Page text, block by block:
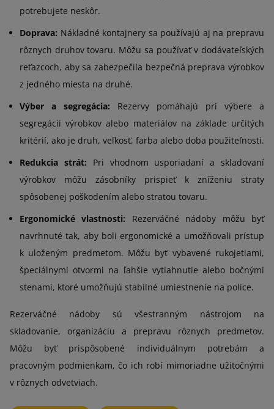
potrebujete neskôr.
Doprava: Nákladné kontajnery sa používajú aj na prepravu
rôznych druhov tovaru. Môžu sa používať v dodávateľských
reťazcoch, aby sa zabezpečila bezpečná preprava výrobkov
z jedného miesta na druhé.
Výber a segregácia: Rezervy pomáhajú pri výbere a
segregácii výrobkov alebo materiálov na základe určitých
kritérií, ako je druh, veľkosť, farba alebo doba použiteľnosti.
Redukcia strát: Pri vhodnom usporiadaní a skladovaní
výrobkov môžu zásobníky prispieť k zníženiu straty
spôsobenej poškodením alebo stratou tovaru.
Ergonomické vlastnosti: Rezerváčné nádoby môžu byť
navrhnuté tak, aby boli ergonomické a umožňovali prístup
k uloženým predmetom. Môžu byť vybavené rukojetiami,
špeciálnymi otvormi na ľahšie vytiahnutie alebo bočnými
stenami, ktoré umožňujú stabilné umiestnenie na police.
Rezerváčné nádoby sú všestranným nástrojom na
skladovanie, organizáciu a prepravu rôznych predmetov.
Môžu byť prispôsobené individuálnym potrebám a
pracovným podmienkam, čo ich robí mimoriadne užitočnými
v rôznych odvetviach.